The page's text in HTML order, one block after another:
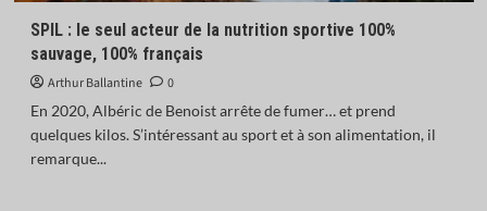
SPIL : le seul acteur de la nutrition sportive 100%
sauvage, 100% français
Arthur Ballantine
0
En 2020, Albéric de Benoist arrête de fumer… et prend
quelques kilos. S’intéressant au sport et à son alimentation, il
remarque...